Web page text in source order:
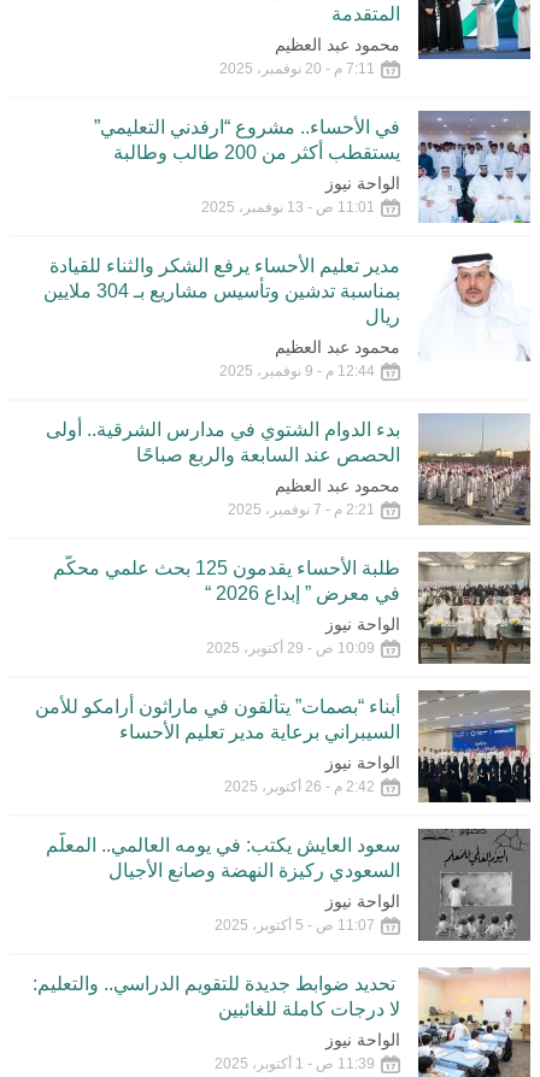
المتقدمة
محمود عبد العظيم
7:11 م - 20 نوفمبر، 2025
في الأحساء.. مشروع “ارفدني التعليمي”
يستقطب أكثر من 200 طالب وطالبة
الواحة نيوز
11:01 ص - 13 نوفمبر، 2025
مدير تعليم الأحساء يرفع الشكر والثناء للقيادة
بمناسبة تدشين وتأسيس مشاريع بـ 304 ملايين
ريال
محمود عبد العظيم
12:44 م - 9 نوفمبر، 2025
بدء الدوام الشتوي في مدارس الشرقية.. أولى
الحصص عند السابعة والربع صباحًا
محمود عبد العظيم
2:21 م - 7 نوفمبر، 2025
طلبة الأحساء يقدمون 125 بحث علمي محكّم
في معرض ” إبداع 2026 “
الواحة نيوز
10:09 ص - 29 أكتوبر، 2025
أبناء “بصمات” يتألقون في ماراثون أرامكو للأمن
السيبراني برعاية مدير تعليم الأحساء
الواحة نيوز
2:42 م - 26 أكتوبر، 2025
سعود العايش يكتب: في يومه العالمي.. المعلّم
السعودي ركيزة النهضة وصانع الأجيال
الواحة نيوز
11:07 ص - 5 أكتوبر، 2025
تحديد ضوابط جديدة للتقويم الدراسي.. والتعليم:
لا درجات كاملة للغائبين
الواحة نيوز
11:39 ص - 1 أكتوبر، 2025